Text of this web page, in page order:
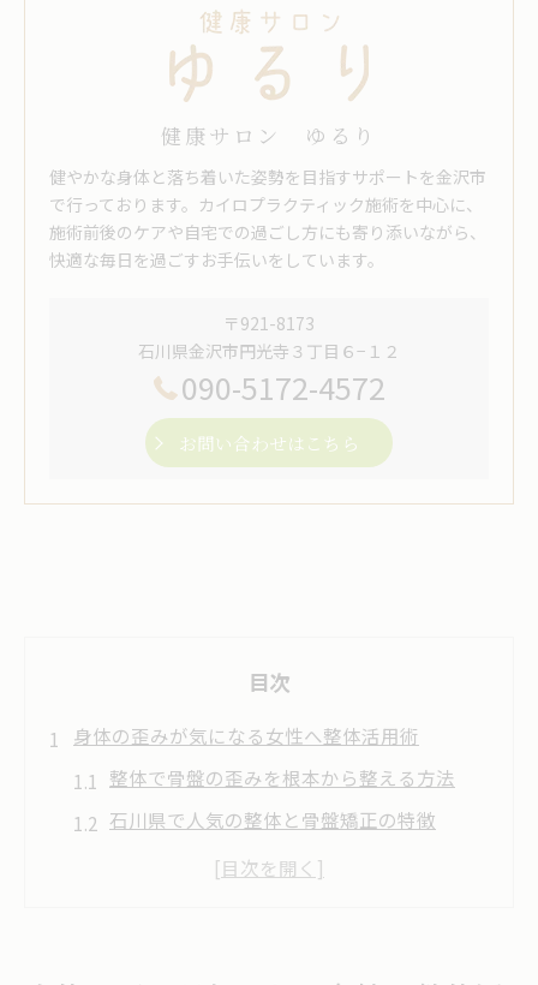
健康サロン ゆるり
健やかな身体と落ち着いた姿勢を目指すサポートを金沢市
で行っております。カイロプラクティック施術を中心に、
施術前後のケアや自宅での過ごし方にも寄り添いながら、
快適な毎日を過ごすお手伝いをしています。
〒921-8173
石川県金沢市円光寺３丁目６−１２
090-5172-4572
お問い合わせはこちら
目次
身体の歪みが気になる女性へ整体活用術
整体で骨盤の歪みを根本から整える方法
石川県で人気の整体と骨盤矯正の特徴
整体で実感する身体バランス改善のポイン